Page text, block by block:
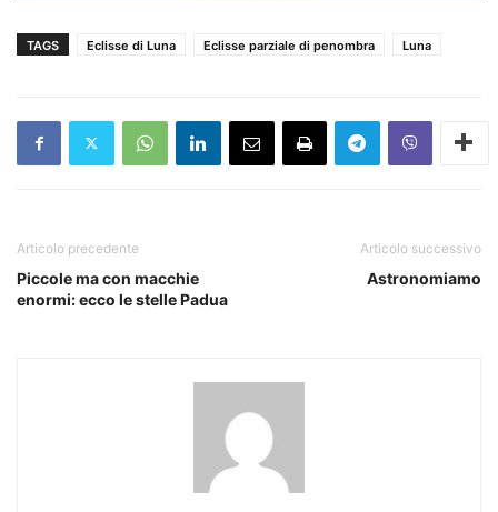
TAGS Eclisse di Luna Eclisse parziale di penombra Luna
Articolo precedente
Piccole ma con macchie
enormi: ecco le stelle Padua
Articolo successivo
Astronomiamo